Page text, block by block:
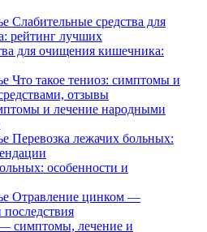
для очищения кишечника:
и лечение народными
особенности и
симптомы, лечение и